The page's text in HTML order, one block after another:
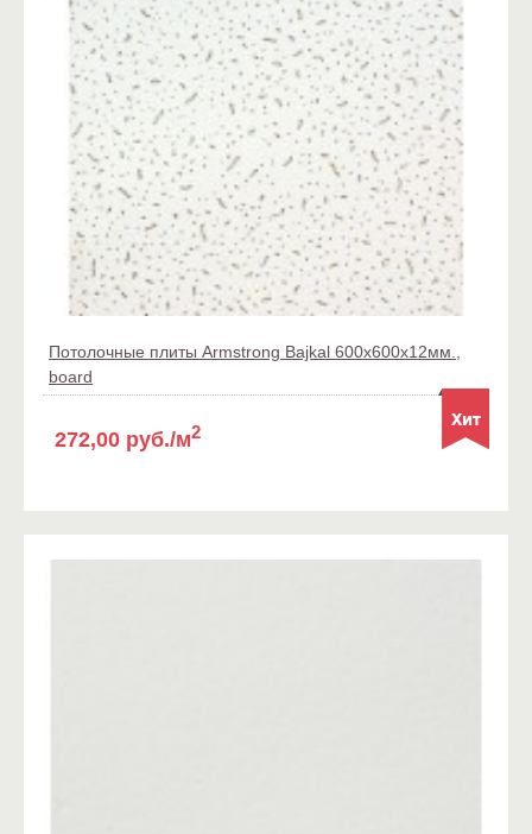
Потолочные плиты Armstrong Bajkal 600x600x12мм.,
board
272,00 руб./м2